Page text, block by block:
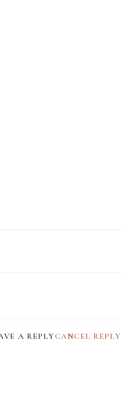
A REPLYCANCEL REPLY